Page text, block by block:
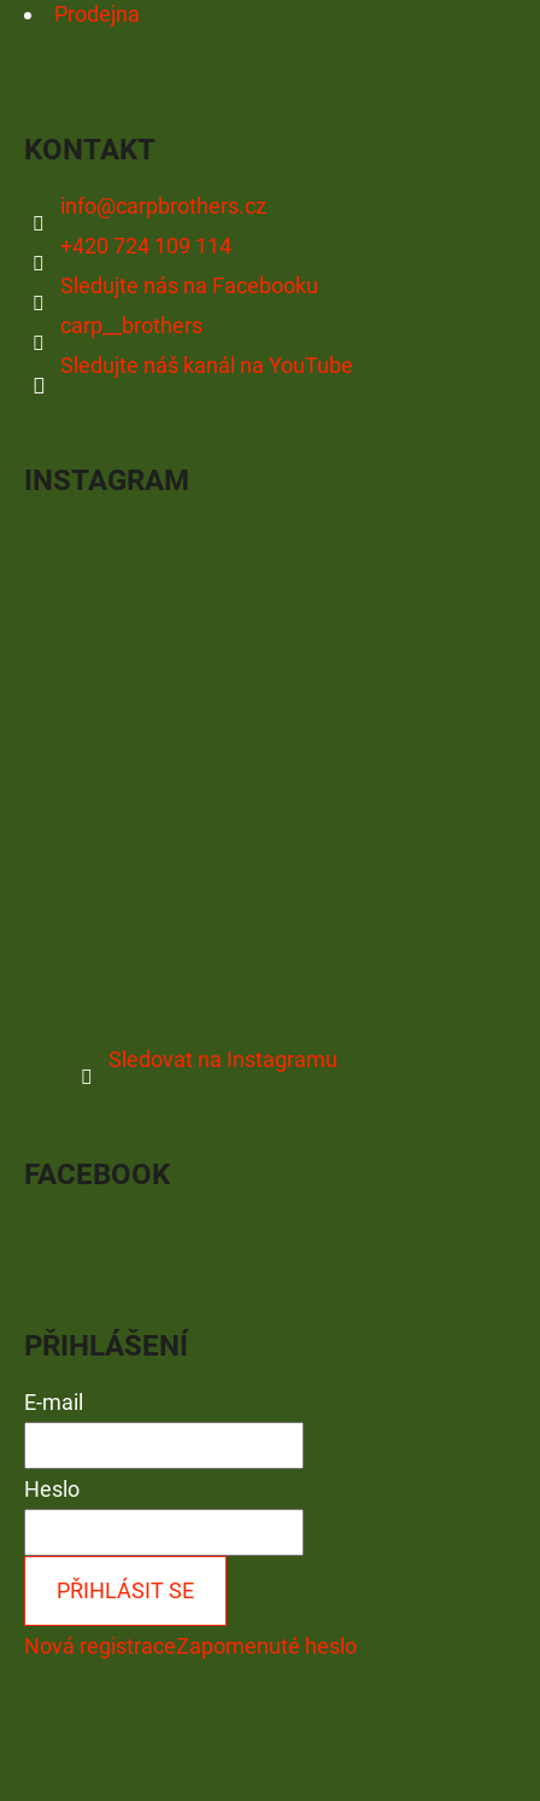
Prodejna
KONTAKT
info@carpbrothers.cz
+420 724 109 114
Sledujte nás na Facebooku
carp__brothers
Sledujte náš kanál na YouTube
INSTAGRAM
Sledovat na Instagramu
FACEBOOK
PŘIHLÁŠENÍ
E-mail
Heslo
PŘIHLÁSIT SE
Nová registraceZapomenuté heslo